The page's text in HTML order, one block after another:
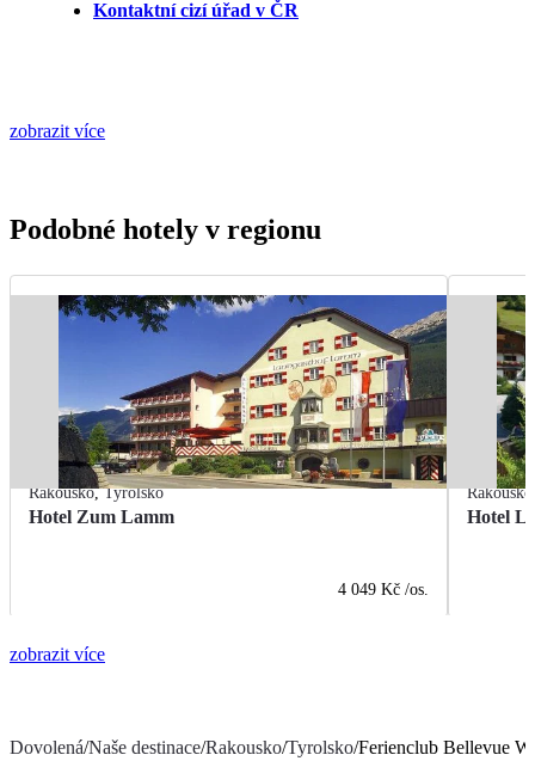
Kontaktní cizí úřad v ČR
zobrazit více
Podobné hotely v regionu
Rakousko,Tyrolsko
Hotel Zum Lamm
4 049 Kč /os.
Rakousko
Hotel
zobrazit více
Dovolená/Naše destinace/Rakousko/Tyrolsko/Ferienclub Bellevue